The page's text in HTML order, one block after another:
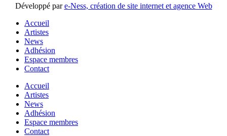
Développé pare-Ness, création de site internet et agence Web
Accueil
Artistes
News
Adhésion
Espace membres
Contact
Accueil
Artistes
News
Adhésion
Espace membres
Contact